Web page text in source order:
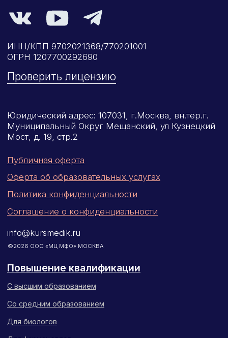
и Фармацевтического Образования»
Новые курсы
Неврология
Эндокринология
О нашем центре
Основные сведения
управления
Способы оплаты
Контакты
Прохождение тестов по клиническим
рекомендациям на портале НМО
Сопровождение первичной
специализированной аккредитации